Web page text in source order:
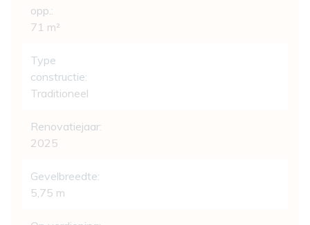
opp.:
71 m²
Type
constructie:
Traditioneel
Renovatiejaar:
2025
Gevelbreedte:
5,75 m